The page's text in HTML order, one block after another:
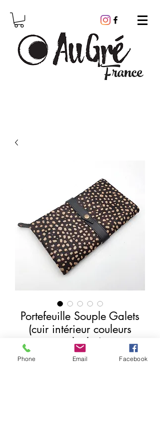
Portefeuille Souple Galets
(cuir intérieur couleurs
multiples)
18,00 € Precio
Phone Email Facebook